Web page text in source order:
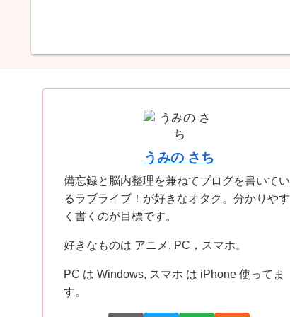
うみの さち
備忘録と脳内整理を兼ねてブログを書いてい
るラブライブ！が好きなオタク。分かりやす
く書くのが目標です。
好きなものは アニメ, PC，スマホ。
PC は Windows, スマホ は iPhone 使ってま
す。